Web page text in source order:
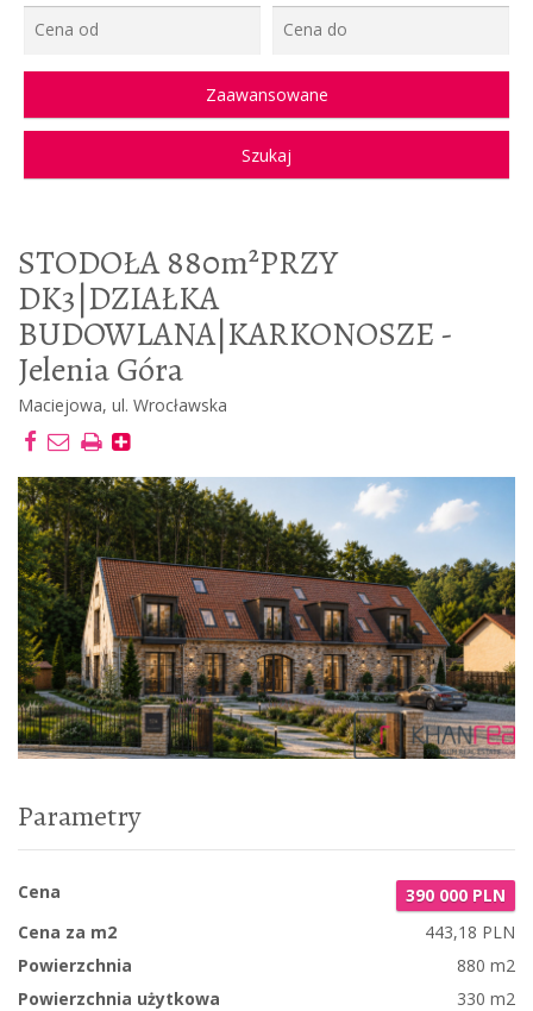
STODOŁA 880m²PRZY
DK3|DZIAŁKA
BUDOWLANA|KARKONOSZE -
Jelenia Góra
Maciejowa, ul. Wrocławska
Parametry
Cena
390 000 PLN
Cena za m2
443,18 PLN
Powierzchnia
880 m2
Powierzchnia użytkowa
330 m2